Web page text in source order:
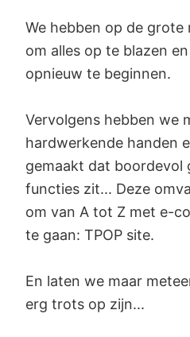
We hebben op de
om alles op te blazen
opnieuw te beginnen.
Vervolgens hebben we
hardwerkende handen
gemaakt dat boordevol
functies zit... Deze
om van A tot Z met e-
te gaan: TPOP site.
En laten we maar
erg trots op zijn...